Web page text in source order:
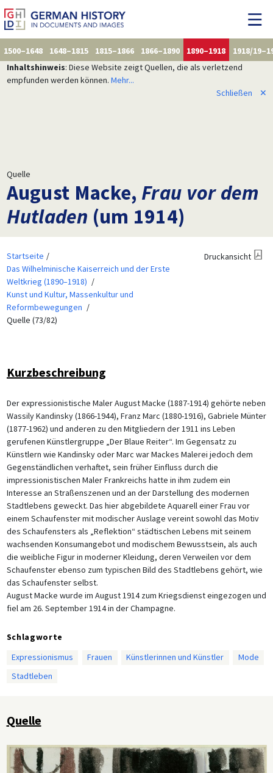
1500–1648 1648–1815 1815–1866 1866–1890 1890–1918
1918/
Inhaltshinweis: Diese Website zeigt Quellen, die als verletzend
empfunden werden können. Mehr...
Schließen
✕
Quelle
August Macke, Frau vor dem
Hutladen (um 1914)
Startseite
Das Wilhelminische Kaiserreich und der Erste
Weltkrieg (1890–1918)
Kunst und Kultur, Massenkultur und
Reformbewegungen
Quelle (73/82)
Druckansicht
Kurzbeschreibung
Der expressionistische Maler August Macke (1887-1914) gehörte neben
Wassily Kandinsky (1866-1944), Franz Marc (1880-1916), Gabriele Münter
(1877-1962) und anderen zu den Mitgliedern der 1911 ins Leben
gerufenen Künstlergruppe „Der Blaue Reiter“. Im Gegensatz zu
Künstlern wie Kandinsky oder Marc war Mackes Malerei jedoch dem
Gegenständlichen verhaftet, sein früher Einfluss durch die
impressionistischen Maler Frankreichs hatte in ihm zudem ein
Interesse an Straßenszenen und an der Darstellung des modernen
Stadtlebens geweckt. Das hier abgebildete Aquarell einer Frau vor
einem Schaufenster mit modischer Auslage vereint sowohl das Motiv
des Schaufensters als „Reflektion“ städtischen Lebens mit seinem
wachsenden Konsumangebot und modischem Bewusstsein, als auch
die weibliche Figur in moderner Kleidung, deren Verweilen vor dem
Schaufenster ebenso zum typischen Bild des Stadtlebens gehört, wie
das Schaufenster selbst.
August Macke wurde im August 1914 zum Kriegsdienst eingezogen und
fiel am 26. September 1914 in der Champagne.
Schlagworte
Expressionismus
Frauen Künstlerinnen und Künstler
Mode
Stadtleben
Quelle